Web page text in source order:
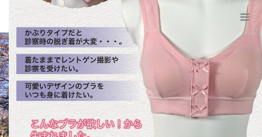
BLOG